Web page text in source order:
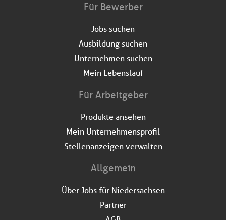
Für Bewerber
Jobs suchen
Ausbildung suchen
Unternehmen suchen
Mein Lebenslauf
Für Arbeitgeber
Produkte ansehen
Mein Unternehmensprofil
Stellenanzeigen verwalten
Allgemein
Über Jobs für Niedersachsen
Partner